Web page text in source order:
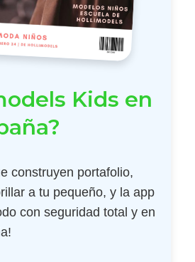
Kids en
construyen portafolio,
a tu pequeño, y la app
con seguridad total y en